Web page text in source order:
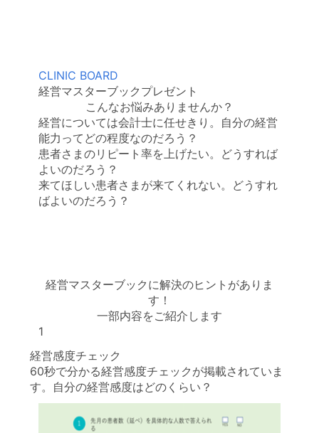
CLINIC BOARD
経営マスターブックプレゼント
こんなお悩みありませんか？
経営については会計士に任せきり。自分の経営
能力ってどの程度なのだろう？
患者さまのリピート率を上げたい。どうすれば
よいのだろう？
来てほしい患者さまが来てくれない。どうすれ
ばよいのだろう？
経営マスターブックに解決のヒントがありま
す！
一部内容をご紹介します
1
経営感度チェック
60秒で分かる経営感度チェックが掲載されていま
す。自分の経営感度はどのくらい？